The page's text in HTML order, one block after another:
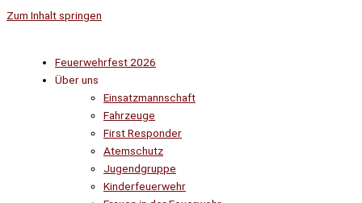
Zum Inhalt springen
Feuerwehrfest 2026
Über uns
Einsatzmannschaft
Fahrzeuge
First Responder
Atemschutz
Jugendgruppe
Kinderfeuerwehr